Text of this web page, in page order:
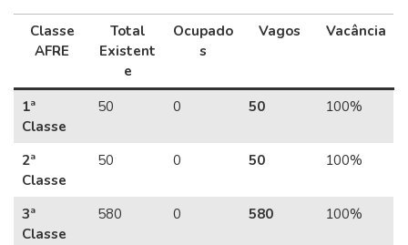
Classe
AFRE
Total
Existent
e
Ocupado
s
Vagos Vacância
1ª
Classe
50 0 50 100%
2ª
Classe
50 0 50 100%
3ª
Classe
580 0 580 100%